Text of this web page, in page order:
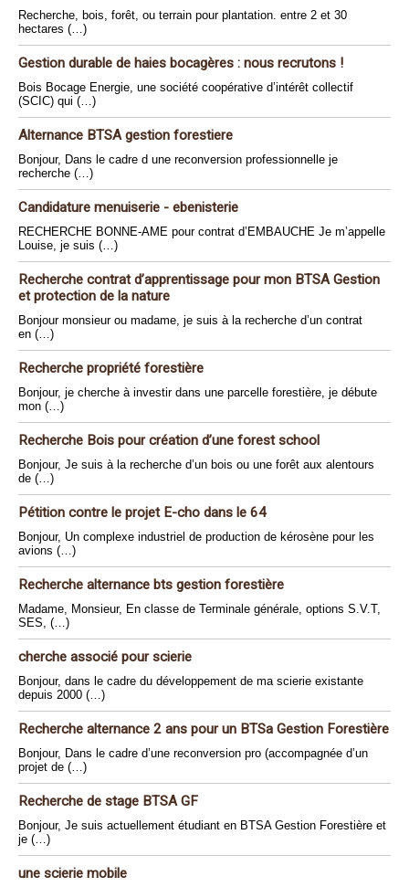
Recherche, bois, forêt, ou terrain pour plantation. entre 2 et 30
hectares (…)
Gestion durable de haies bocagères : nous recrutons !
Bois Bocage Energie, une société coopérative d’intérêt collectif
(SCIC) qui (…)
Alternance BTSA gestion forestiere
Bonjour, Dans le cadre d une reconversion professionnelle je
recherche (…)
Candidature menuiserie - ebenisterie
RECHERCHE BONNE-AME pour contrat d’EMBAUCHE Je m’appelle
Louise, je suis (…)
Recherche contrat d’apprentissage pour mon BTSA Gestion
et protection de la nature
Bonjour monsieur ou madame, je suis à la recherche d’un contrat
en (…)
Recherche propriété forestière
Bonjour, je cherche à investir dans une parcelle forestière, je débute
mon (…)
Recherche Bois pour création d’une forest school
Bonjour, Je suis à la recherche d’un bois ou une forêt aux alentours
de (…)
Pétition contre le projet E-cho dans le 64
Bonjour, Un complexe industriel de production de kérosène pour les
avions (…)
Recherche alternance bts gestion forestière
Madame, Monsieur, En classe de Terminale générale, options S.V.T,
SES, (…)
cherche associé pour scierie
Bonjour, dans le cadre du développement de ma scierie existante
depuis 2000 (…)
Recherche alternance 2 ans pour un BTSa Gestion Forestière
Bonjour, Dans le cadre d’une reconversion pro (accompagnée d’un
projet de (…)
Recherche de stage BTSA GF
Bonjour, Je suis actuellement étudiant en BTSA Gestion Forestière et
je (…)
une scierie mobile